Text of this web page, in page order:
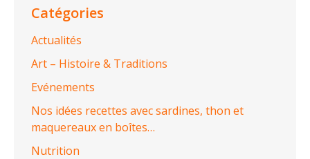
Catégories
Actualités
Art – Histoire & Traditions
Evénements
Nos idées recettes avec sardines, thon et
maquereaux en boîtes…
Nutrition